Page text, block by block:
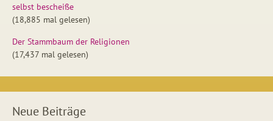
selbst bescheiße
(18,885 mal gelesen)
Der Stammbaum der Religionen
(17,437 mal gelesen)
Neue Beiträge